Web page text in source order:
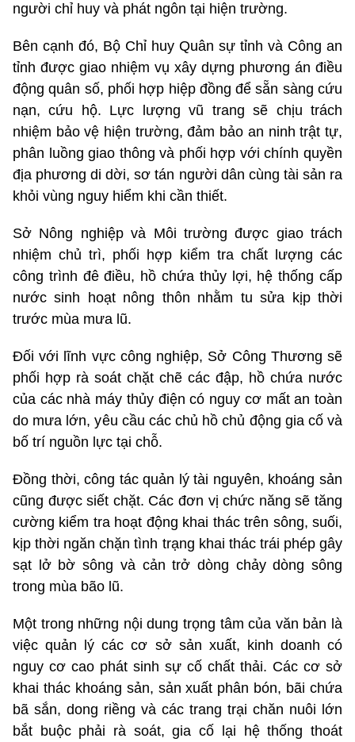
người chỉ huy và phát ngôn tại hiện trường.
Bên cạnh đó, Bộ Chỉ huy Quân sự tỉnh và Công an
tỉnh được giao nhiệm vụ xây dựng phương án điều
động quân số, phối hợp hiệp đồng để sẵn sàng cứu
nạn, cứu hộ. Lực lượng vũ trang sẽ chịu trách
nhiệm bảo vệ hiện trường, đảm bảo an ninh trật tự,
phân luồng giao thông và phối hợp với chính quyền
địa phương di dời, sơ tán người dân cùng tài sản ra
khỏi vùng nguy hiểm khi cần thiết.
Sở Nông nghiệp và Môi trường được giao trách
nhiệm chủ trì, phối hợp kiểm tra chất lượng các
công trình đê điều, hồ chứa thủy lợi, hệ thống cấp
nước sinh hoạt nông thôn nhằm tu sửa kịp thời
trước mùa mưa lũ.
Đối với lĩnh vực công nghiệp, Sở Công Thương sẽ
phối hợp rà soát chặt chẽ các đập, hồ chứa nước
của các nhà máy thủy điện có nguy cơ mất an toàn
do mưa lớn, yêu cầu các chủ hồ chủ động gia cố và
bố trí nguồn lực tại chỗ.
Đồng thời, công tác quản lý tài nguyên, khoáng sản
cũng được siết chặt. Các đơn vị chức năng sẽ tăng
cường kiểm tra hoạt động khai thác trên sông, suối,
kịp thời ngăn chặn tình trạng khai thác trái phép gây
sạt lở bờ sông và cản trở dòng chảy dòng sông
trong mùa bão lũ.
Một trong những nội dung trọng tâm của văn bản là
việc quản lý các cơ sở sản xuất, kinh doanh có
nguy cơ cao phát sinh sự cố chất thải. Các cơ sở
khai thác khoáng sản, sản xuất phân bón, bãi chứa
bã sắn, dong riềng và các trang trại chăn nuôi lớn
bắt buộc phải rà soát, gia cố lại hệ thống thoát